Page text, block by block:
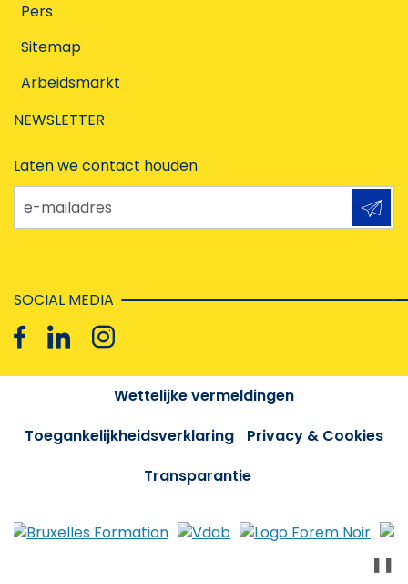
Pers
Sitemap
Arbeidsmarkt
NEWSLETTER
Laten we contact houden
e-mailadres
SOCIAL MEDIA
Wettelijke vermeldingen
Toegankelijkheidsverklaring
Privacy & Cookies
Transparantie
❚❚